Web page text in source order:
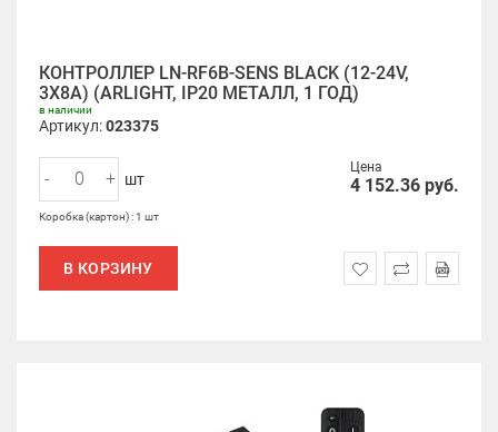
КОНТРОЛЛЕР LN-RF6B-SENS BLACK (12-24V,
3X8A) (ARLIGHT, IP20 МЕТАЛЛ, 1 ГОД)
в наличии
Артикул:023375
Цена
4 152.36 руб.
- + шт
Коробка (картон) : 1 шт
В КОРЗИНУ